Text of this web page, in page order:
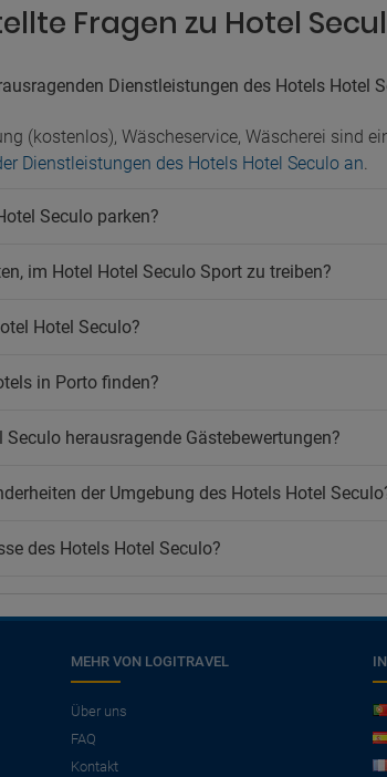
Parkplatz im Innenbereich
Fragen zu Hotel
Dienstleistungen des Hotels Hotel
(kostenlos), Wäscheservice, Wäscherei sind
Dienstleistungen des Hotels Hotel Seculo an.
Seculo parken?
im Hotel Hotel Seculo Sport zu treiben?
Hotel Seculo?
in Porto finden?
herausragende Gästebewertungen?
der Umgebung des Hotels Hotel
des Hotels Hotel Seculo?
MEHR VON LOGITRAVEL
Über uns
FAQ
Kontakt